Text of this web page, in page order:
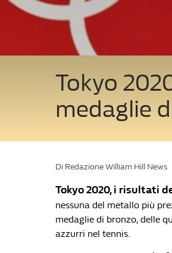
Tokyo
medaglie
Di Redazione William Hill News
Tokyo 2020, i risultati
nessuna del metallo più
medaglie di bronzo, delle
azzurri nel tennis.